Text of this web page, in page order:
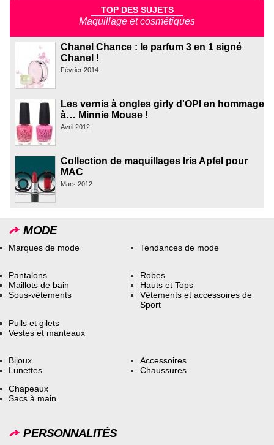
TOP DES SUJETS
Maquillage et cosmétiques
Chanel Chance : le parfum 3 en 1 signé
Chanel !
Février 2014
Les vernis à ongles girly d'OPI en hommage
à… Minnie Mouse !
Avril 2012
Collection de maquillages Iris Apfel pour
MAC
Mars 2012
MODE
Marques de mode Tendances de mode
Pantalons
Maillots de bain
Sous-vêtements
Robes
Hauts et Tops
Vêtements et accessoires de
Sport
Pulls et gilets
Vestes et manteaux
Bijoux
Lunettes
Accessoires
Chaussures
Chapeaux
Sacs à main
PERSONNALITÉS